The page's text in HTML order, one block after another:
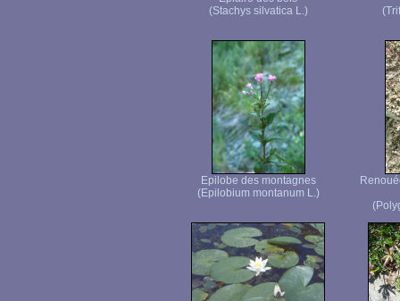
(Stachys silvatica L.)
Epilobe des montagnes
(Epilobium montanum L.)